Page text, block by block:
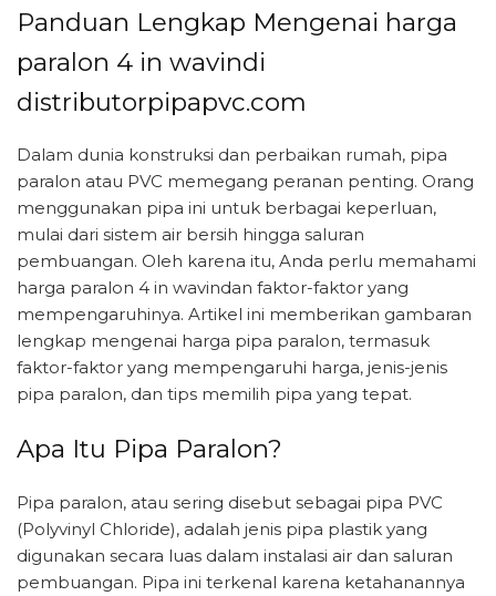
Panduan Lengkap Mengenai harga
paralon 4 in wavindi
distributorpipapvc.com
Dalam dunia konstruksi dan perbaikan rumah, pipa
paralon atau PVC memegang peranan penting. Orang
menggunakan pipa ini untuk berbagai keperluan,
mulai dari sistem air bersih hingga saluran
pembuangan. Oleh karena itu, Anda perlu memahami
harga paralon 4 in wavindan faktor-faktor yang
mempengaruhinya. Artikel ini memberikan gambaran
lengkap mengenai harga pipa paralon, termasuk
faktor-faktor yang mempengaruhi harga, jenis-jenis
pipa paralon, dan tips memilih pipa yang tepat.
Apa Itu Pipa Paralon?
Pipa paralon, atau sering disebut sebagai pipa PVC
(Polyvinyl Chloride), adalah jenis pipa plastik yang
digunakan secara luas dalam instalasi air dan saluran
pembuangan. Pipa ini terkenal karena ketahanannya